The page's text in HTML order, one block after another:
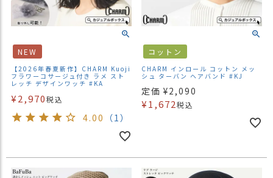
NEW
【2026年春夏新作】CHARM Kuoji
フラワーコサージュ付き ラメ スト
レッチ デザインワッチ #KA
¥2,970税込
4.00 （1）
コットン
CHARM インロール コットン メッ
シュ ターバン ヘアバンド #KJ
定価 ¥2,090
¥1,672税込